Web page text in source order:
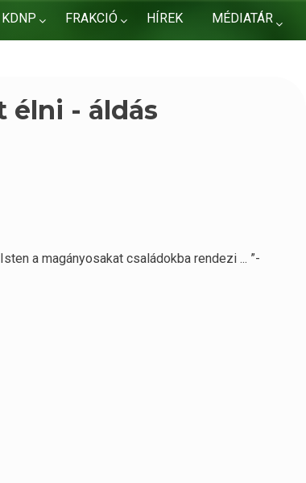
KDNP FRAKCIÓ HÍREK MÉDIATÁR
- áldás
a magányosakat családokba rendezi ... ”-